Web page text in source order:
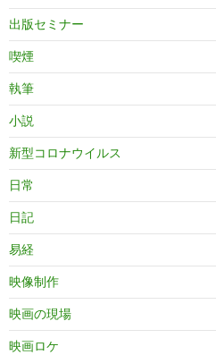
出版セミナー
喫煙
執筆
小説
新型コロナウイルス
日常
日記
易経
映像制作
映画の現場
映画ロケ